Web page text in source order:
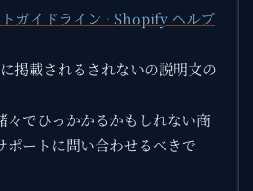
ガイドライン · Shopify ヘルプ
掲載されるされないの説明文の
々でひっかかるかもしれない商
ポートに問い合わせるべきで